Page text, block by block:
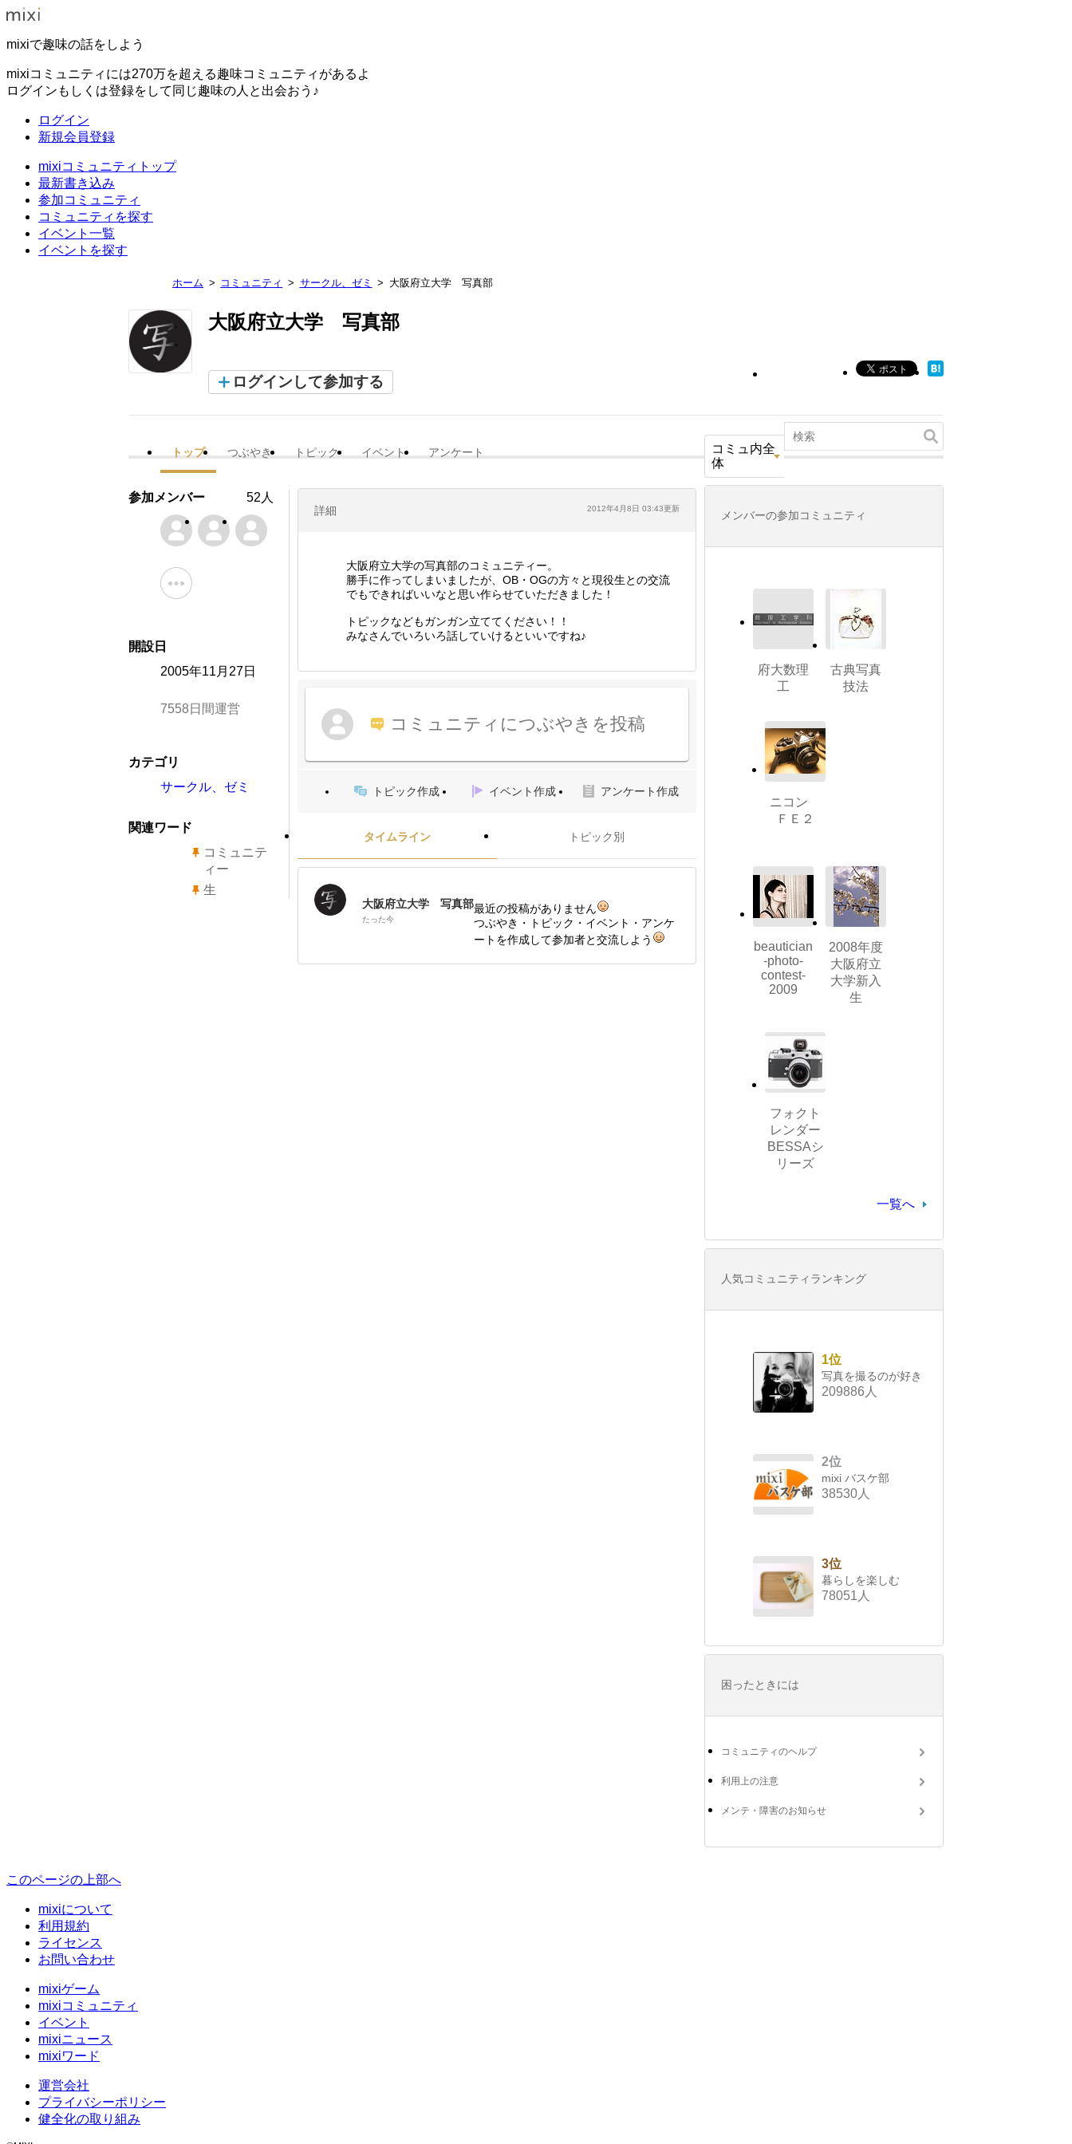
mixiで趣味の話をしよう
mixiコミュニティには270万を超える趣味コミュニティがあるよ
ログインもしくは登録をして同じ趣味の人と出会おう♪
ログイン
新規会員登録
mixiコミュニティトップ
最新書き込み
参加コミュニティ
コミュニティを探す
イベント一覧
イベントを探す
ホーム コミュニティ サークル、ゼミ 大阪府立大学 写真部
大阪府立大学 写真部
ログインして参加する
トップ つぶやき トピック イベント アンケート
コミュ内全
体
詳細 2012年4月8日 03:43更新
大阪府立大学の写真部のコミュニティー。
勝手に作ってしまいましたが、OB・OGの方々と現役生との交流
でもできればいいなと思い作らせていただきました！
トピックなどもガンガン立ててください！！
みなさんでいろいろ話していけるといいですね♪
コミュニティにつぶやきを投稿
トピック作成 イベント作成 アンケート作成
タイムライン トピック別
大阪府立大学 写真部
たった今
最近の投稿がありません
つぶやき・トピック・イベント・アンケ
ートを作成して参加者と交流しよう
参加メンバー 52人
開設日
2005年11月27日
7558日間運営
カテゴリ
サークル、ゼミ
関連ワード
コミュニテ
ィー
生
メンバーの参加コミュニティ
府大数理
工
古典写真
技法
ニコン
ＦＥ２
beautician
-photo-
contest-
2009
2008年度
大阪府立
大学新入
生
フォクト
レンダー
BESSAシ
リーズ
一覧へ
人気コミュニティランキング
1位
写真を撮るのが好き
209886人
2位
mixi バスケ部
38530人
3位
暮らしを楽しむ
78051人
困ったときには
コミュニティのヘルプ
利用上の注意
メンテ・障害のお知らせ
このページの上部へ
mixiについて
利用規約
ライセンス
お問い合わせ
mixiゲーム
mixiコミュニティ
イベント
mixiニュース
mixiワード
運営会社
プライバシーポリシー
健全化の取り組み